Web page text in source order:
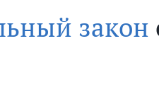
закон